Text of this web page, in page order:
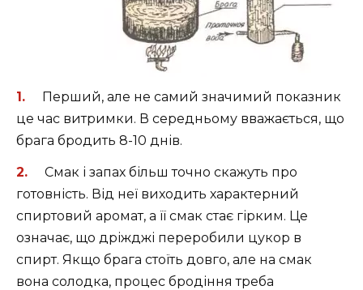
Перший, але не самий значимий показник
це час витримки. В середньому вважається, що
брага бродить 8-10 днів.
Смак і запах більш точно скажуть про
готовність. Від неї виходить характерний
спиртовий аромат, а її смак стає гірким. Це
означає, що дріжджі переробили цукор в
спирт. Якщо брага стоїть довго, але на смак
вона солодка, процес бродіння треба